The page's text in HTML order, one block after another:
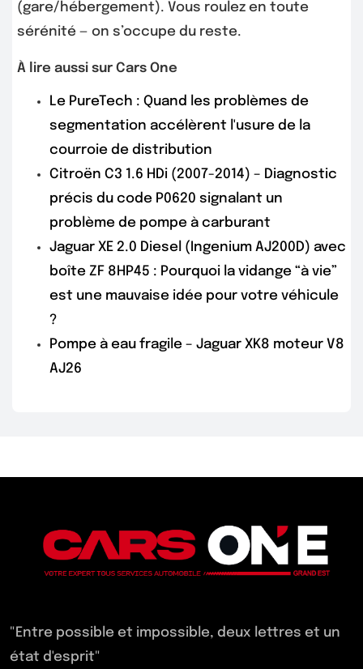
(gare/hébergement). Vous roulez en toute
sérénité — on s’occupe du reste.
À lire aussi sur Cars One
Le PureTech : Quand les problèmes de
segmentation accélèrent l'usure de la
courroie de distribution
Citroën C3 1.6 HDi (2007-2014) – Diagnostic
précis du code P0620 signalant un
problème de pompe à carburant
Jaguar XE 2.0 Diesel (Ingenium AJ200D) avec
boîte ZF 8HP45 : Pourquoi la vidange “à vie”
est une mauvaise idée pour votre véhicule
?
Pompe à eau fragile – Jaguar XK8 moteur V8
AJ26
"Entre possible et impossible, deux lettres et un
état d'esprit"